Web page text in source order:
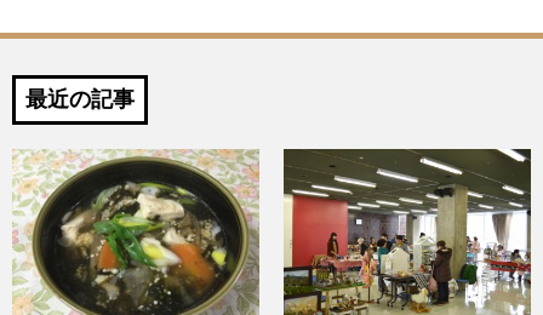
最近の記事